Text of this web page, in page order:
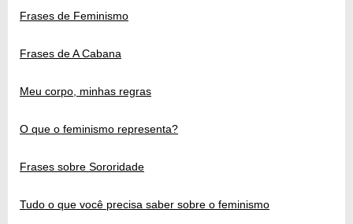
Frases de Feminismo
Frases de A Cabana
Meu corpo, minhas regras
O que o feminismo representa?
Frases sobre Sororidade
Tudo o que você precisa saber sobre o feminismo